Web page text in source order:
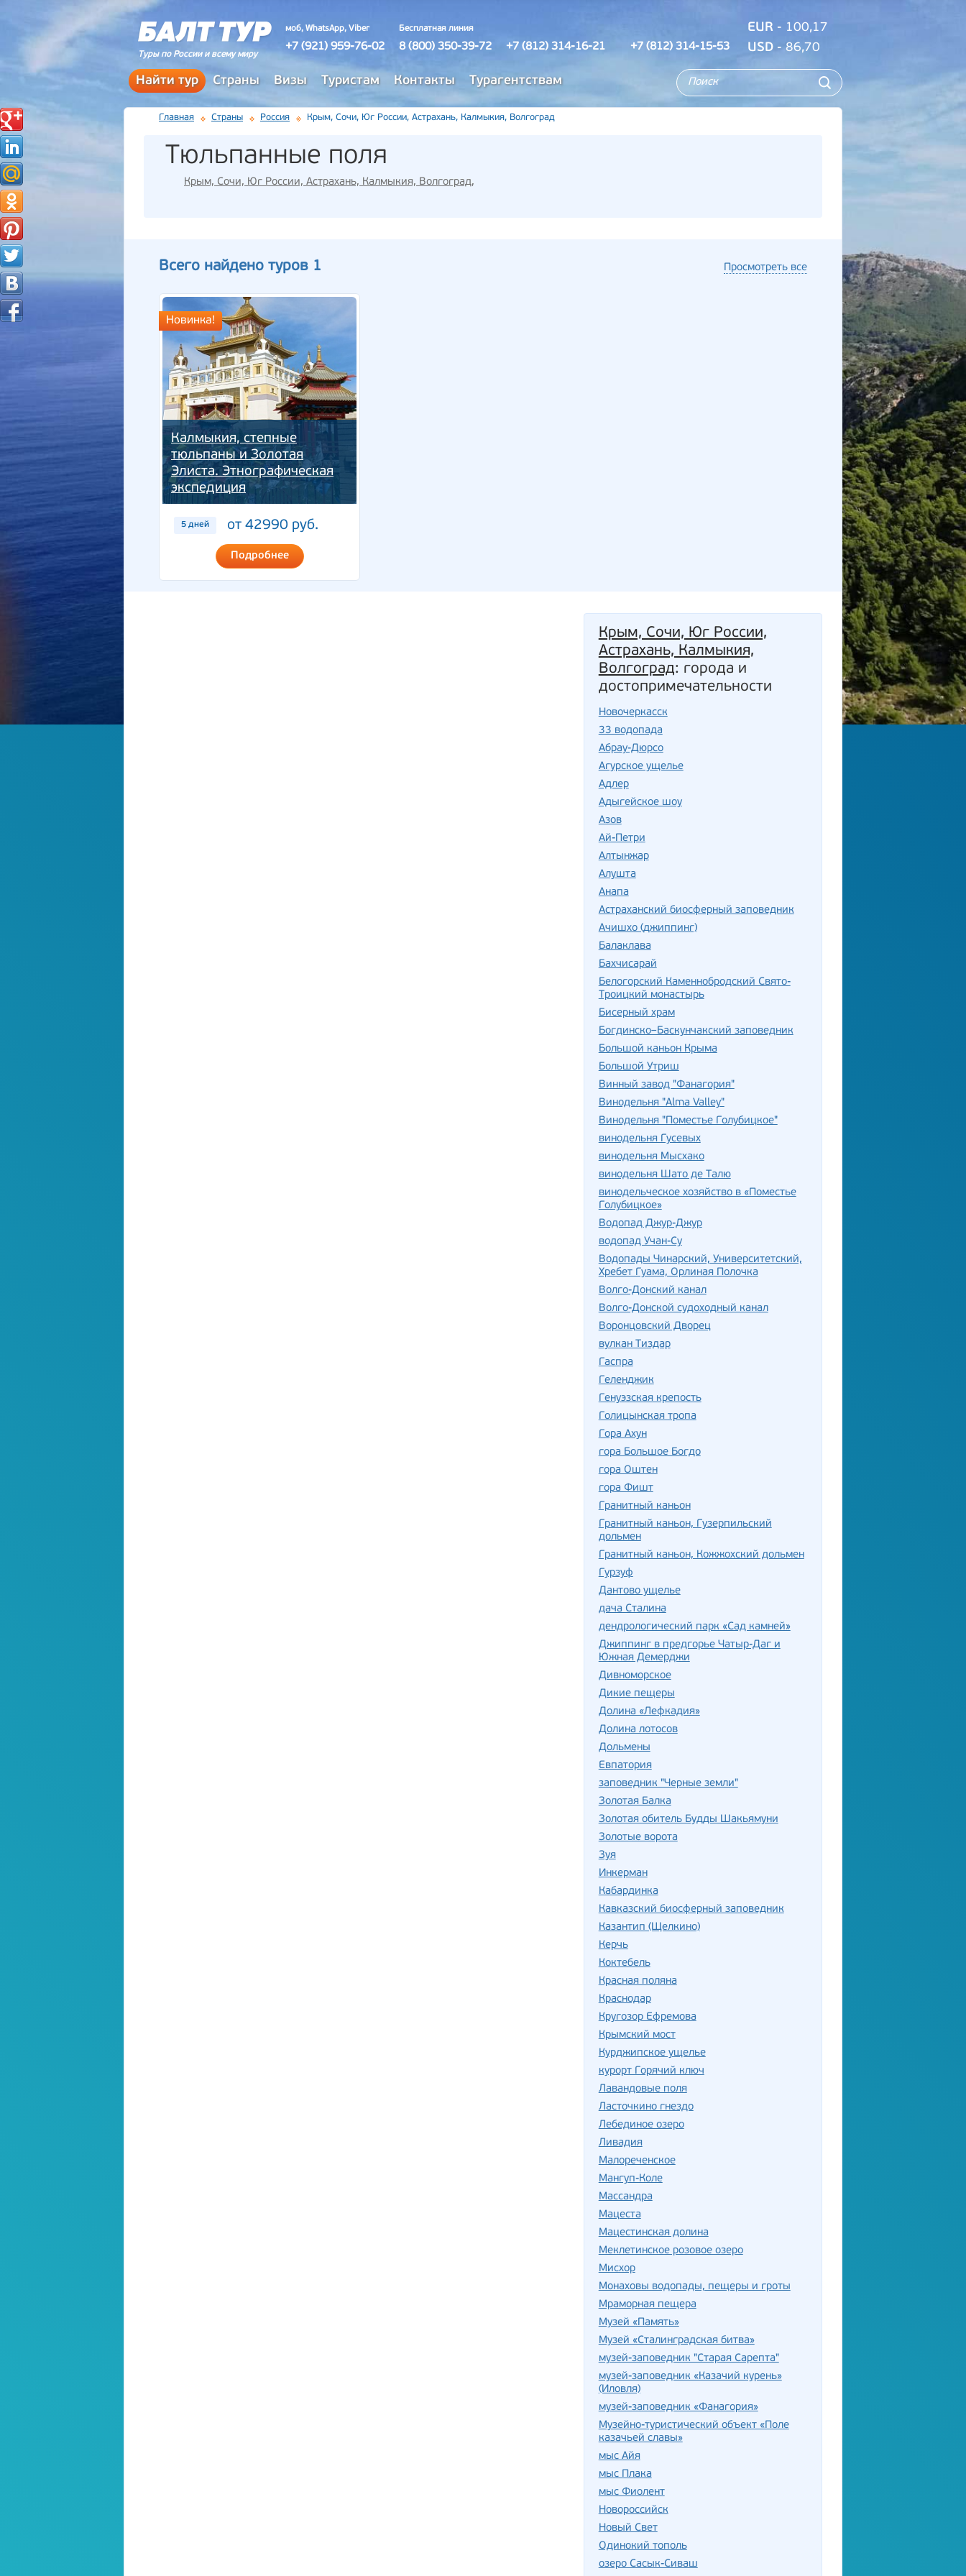
Туры по России и всему миру
моб, WhatsApp, Viber
+7 (921) 959-76-02
Бесплатная линия
8 (800) 350-39-72 +7 (812) 314-16-21 +7 (812) 314-15-53
EUR - 100,17
USD - 86,70
Найти тур Страны Визы Туристам Контакты Турагентствам
Главная Страны Россия Крым, Сочи, Юг России, Астрахань, Калмыкия, Волгоград
Тюльпанные поля
Крым, Сочи, Юг России, Астрахань, Калмыкия, Волгоград,
Всего найдено туров 1 Просмотреть все
Калмыкия, степные
тюльпаны и Золотая
Элиста. Этнографическая
экспедиция
Новинка!
5 дней от 42990 руб.
Подробнее
Крым, Сочи, Юг России,
Астрахань, Калмыкия,
Волгоград: города и
достопримечательности
Новочеркасск
33 водопада
Абрау-Дюрсо
Агурское ущелье
Адлер
Адыгейское шоу
Азов
Ай-Петри
Алтынжар
Алушта
Анапа
Астраханский биосферный заповедник
Ачишхо (джиппинг)
Балаклава
Бахчисарай
Белогорский Каменнобродский Свято-
Троицкий монастырь
Бисерный храм
Богдинско–Баскунчакский заповедник
Большой каньон Крыма
Большой Утриш
Винный завод "Фанагория"
Винодельня "Alma Valley"
Винодельня "Поместье Голубицкое"
винодельня Гусевых
винодельня Мысхако
винодельня Шато де Талю
винодельческое хозяйство в «Поместье
Голубицкое»
Водопад Джур-Джур
водопад Учан-Су
Водопады Чинарский, Университетский,
Хребет Гуама, Орлиная Полочка
Волго-Донский канал
Волго-Донской судоходный канал
Воронцовский Дворец
вулкан Тиздар
Гаспра
Геленджик
Генуэзская крепость
Голицынская тропа
Гора Ахун
гора Большое Богдо
гора Оштен
гора Фишт
Гранитный каньон
Гранитный каньон, Гузерпильский
дольмен
Гранитный каньон, Кожжохский дольмен
Гурзуф
Дантово ущелье
дача Сталина
дендрологический парк «Сад камней»
Джиппинг в предгорье Чатыр-Даг и
Южная Демерджи
Дивноморское
Дикие пещеры
Долина «Лефкадия»
Долина лотосов
Дольмены
Евпатория
заповедник "Черные земли"
Золотая Балка
Золотая обитель Будды Шакьямуни
Золотые ворота
Зуя
Инкерман
Кабардинка
Кавказский биосферный заповедник
Казантип (Щелкино)
Керчь
Коктебель
Красная поляна
Краснодар
Кругозор Ефремова
Крымский мост
Курджипское ущелье
курорт Горячий ключ
Лавандовые поля
Ласточкино гнездо
Лебединое озеро
Ливадия
Малореченское
Мангуп-Коле
Массандра
Мацеста
Мацестинская долина
Меклетинское розовое озеро
Мисхор
Монаховы водопады, пещеры и гроты
Мраморная пещера
Музей «Память»
Музей «Сталинградская битва»
музей-заповедник "Старая Сарепта"
музей-заповедник «Казачий курень»
(Иловля)
музей-заповедник «Фанагория»
Музейно-туристический объект «Поле
казачьей славы»
мыс Айя
мыс Плака
мыс Фиолент
Новороссийск
Новый Свет
Одинокий тополь
озеро Сасык-Сиваш